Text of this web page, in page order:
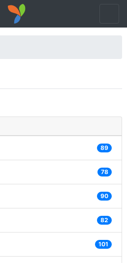
89
78
90
82
101